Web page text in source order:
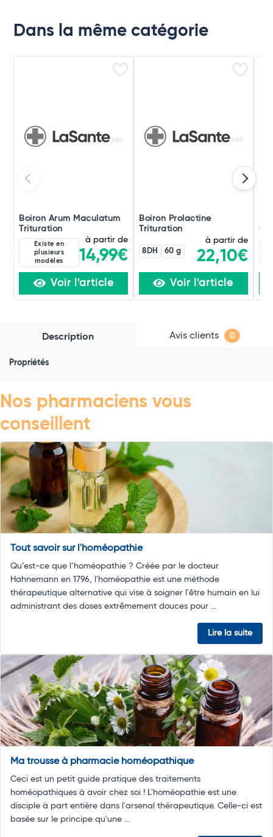
Dans la même catégorie
Boiron Arum Maculatum
Trituration
Existe en
plusieurs
modèles
à partir de
14,99€
Voir l'article
Boiron Prolactine
Trituration
8DH 60 g
à partir de
22,10€
Voir l'article
Description Avis clients 0
Propriétés
Nos pharmaciens vous
conseillent
Tout savoir sur l'homéopathie
Qu’est-ce que l’homéopathie ? Créée par le docteur
Hahnemann en 1796, l'homéopathie est une méthode
thérapeutique alternative qui vise à soigner l'être humain en lui
administrant des doses extrêmement douces pour ...
Lire la suite
Ma trousse à pharmacie homéopathique
Ceci est un petit guide pratique des traitements
homéopathiques à avoir chez soi ! L'homéopathie est une
disciple à part entière dans l'arsenal thérapeutique. Celle-ci est
basée sur le principe qu'une ...